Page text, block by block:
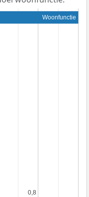
0,8
0,8
Woonfunctie